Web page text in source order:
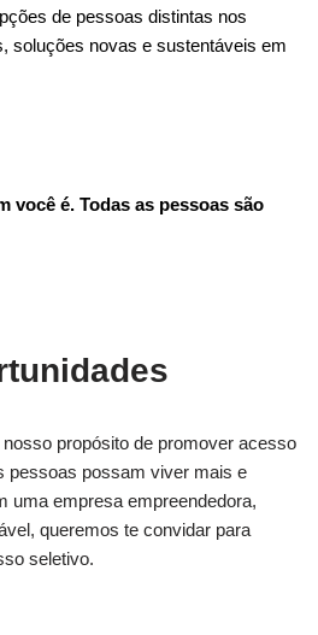
de pessoas distintas nos
soluções novas e sustentáveis em
você é. Todas as pessoas são
propósito de promover acesso
pessoas possam viver mais e
uma empresa empreendedora,
queremos te convidar para
seletivo.